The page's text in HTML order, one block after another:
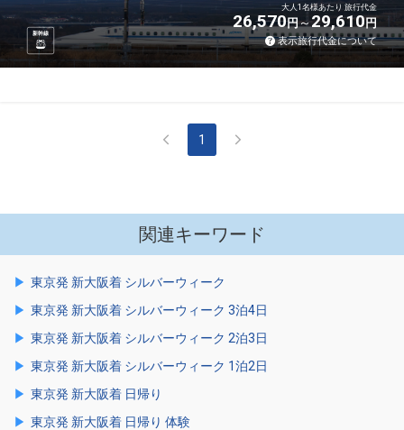
新幹線
大人1名様あたり 旅行代金
26,570円 29,610円
表示旅行代金について
1
関連キーワード
東京発 新大阪着 シルバーウィーク
東京発 新大阪着 シルバーウィーク 3泊4日
東京発 新大阪着 シルバーウィーク 2泊3日
東京発 新大阪着 シルバーウィーク 1泊2日
東京発 新大阪着 日帰り
東京発 新大阪着 日帰り 体験